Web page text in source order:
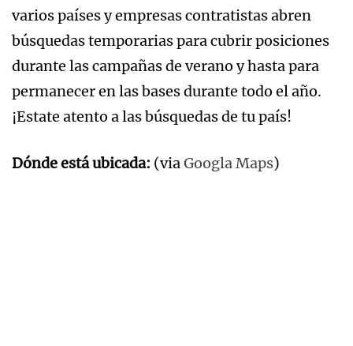
varios países y empresas contratistas abren
búsquedas temporarias para cubrir posiciones
durante las campañas de verano y hasta para
permanecer en las bases durante todo el año.
¡Estate atento a las búsquedas de tu país!
Dónde está ubicada: (viaGoogla Maps)